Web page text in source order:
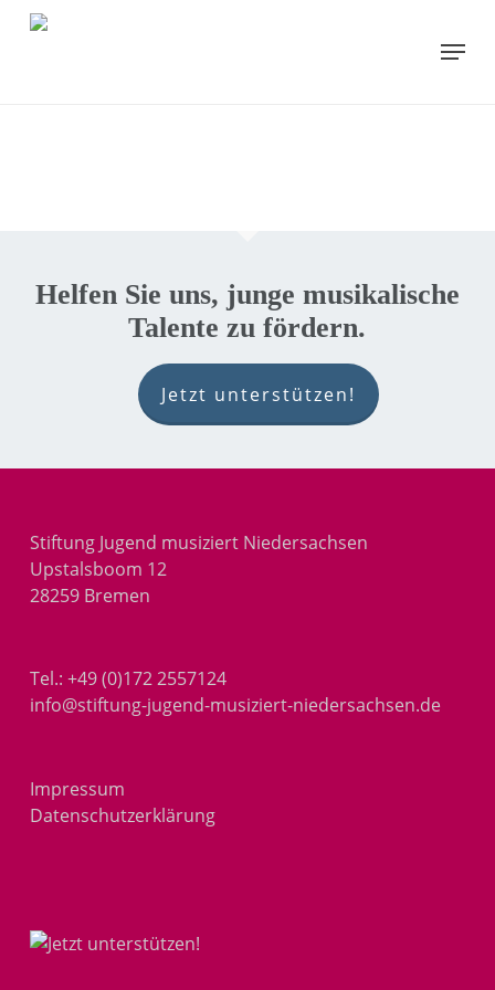
Skip
Menu
Helfen Sie uns, junge musikalische
Talente zu fördern.
Jetzt unterstützen!
Stiftung Jugend musiziert Niedersachsen
Upstalsboom 12
28259 Bremen
Tel.: +49 (0)172 2557124
info@stiftung-jugend-musiziert-niedersachsen.de
Impressum
Datenschutzerklärung